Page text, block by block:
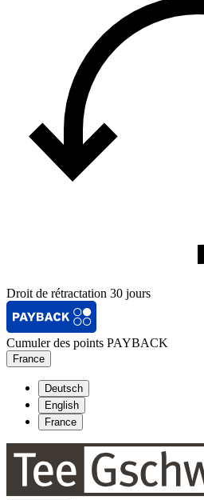
Droit de rétractation 30 jours
Cumuler des points PAYBACK
France
Deutsch
English
France